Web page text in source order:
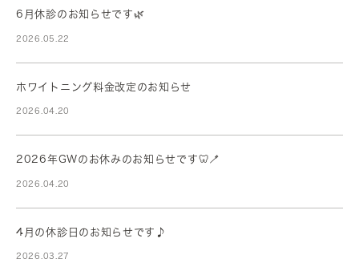
6月休診のお知らせです🌿
2026.05.22
ホワイトニング料金改定のお知らせ
2026.04.20
2026年GWのお休みのお知らせです🦷🪥
2026.04.20
4月の休診日のお知らせです♪
2026.03.27